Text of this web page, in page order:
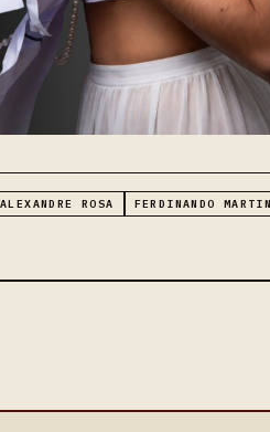
ALEXANDRE ROSA FERDINANDO